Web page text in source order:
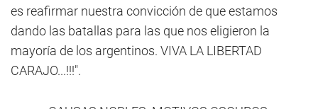
es reafirmar nuestra convicción de que estamos
dando las batallas para las que nos eligieron la
mayoría de los argentinos. VIVA LA LIBERTAD
CARAJO...!!!".